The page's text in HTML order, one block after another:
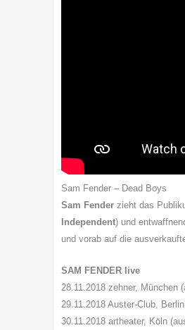
Sam Fender – Dead Boys
Sam Fender zieht das
Independent) und
und vorab auf die
SAM FENDER live
28.11.2018 zehner, München
29.11.2018 Auster-Club,
30.11.2018 artheater, Köln